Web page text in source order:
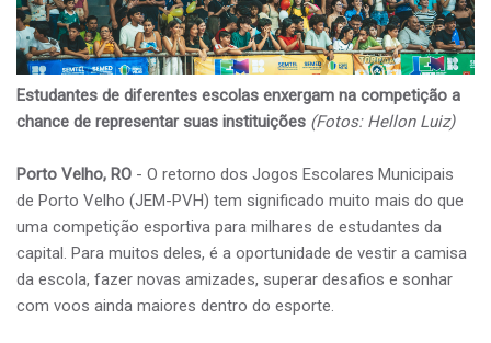
Estudantes de diferentes escolas enxergam na competição a
chance de representar suas instituições (Fotos: Hellon Luiz)
Porto Velho, RO - O retorno dos Jogos Escolares Municipais
de Porto Velho (JEM-PVH) tem significado muito mais do que
uma competição esportiva para milhares de estudantes da
capital. Para muitos deles, é a oportunidade de vestir a camisa
da escola, fazer novas amizades, superar desafios e sonhar
com voos ainda maiores dentro do esporte.